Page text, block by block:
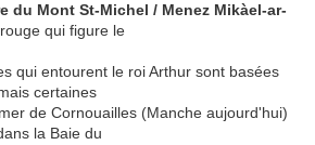
du Mont St-Michel / Menez Mikàel-ar-
qui figure le
qui entourent le roi Arthur sont basées
certaines
de Cornouailles (Manche aujourd'hui)
la Baie du